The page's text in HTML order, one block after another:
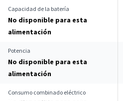
Capacidad de la batería
No disponible para esta
alimentación
Potencia
No disponible para esta
alimentación
Consumo combinado eléctrico